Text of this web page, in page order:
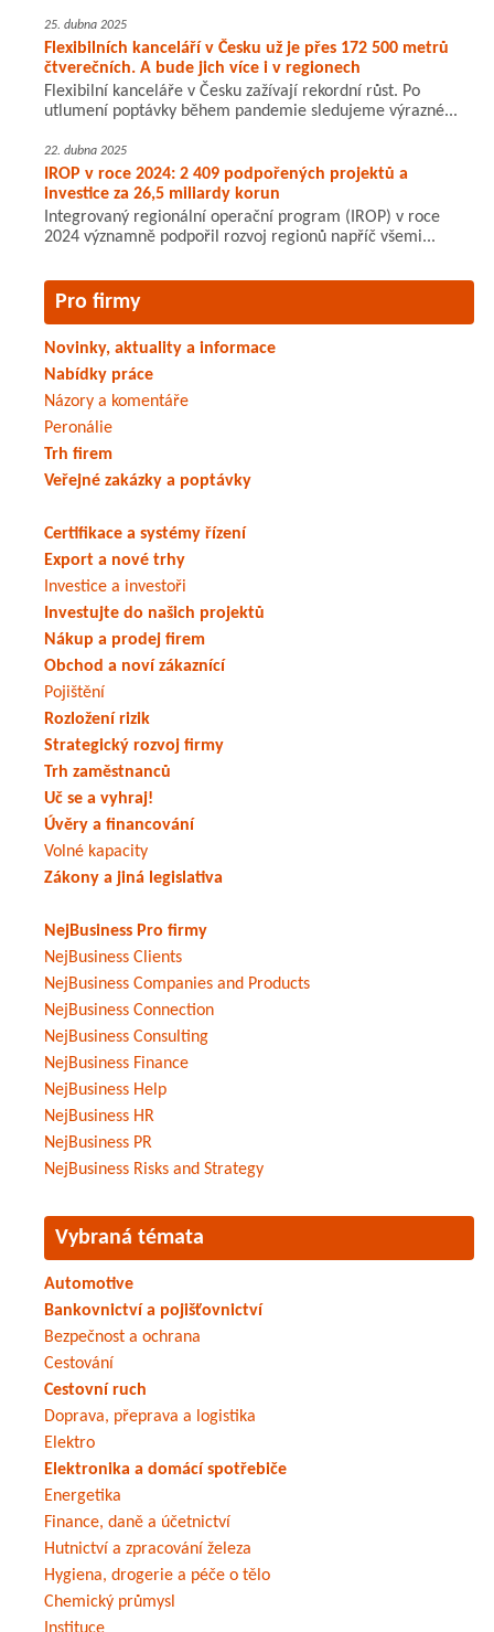
25. dubna 2025
Flexibilních kanceláří v Česku už je přes 172 500 metrů
čtverečních. A bude jich více i v regionech
Flexibilní kanceláře v Česku zažívají rekordní růst. Po
utlumení poptávky během pandemie sledujeme výrazné...
22. dubna 2025
IROP v roce 2024: 2 409 podpořených projektů a
investice za 26,5 miliardy korun
Integrovaný regionální operační program (IROP) v roce
2024 významně podpořil rozvoj regionů napříč všemi...
Pro firmy
Novinky, aktuality a informace
Nabídky práce
Názory a komentáře
Peronálie
Trh firem
Veřejné zakázky a poptávky
Certifikace a systémy řízení
Export a nové trhy
Investice a investoři
Investujte do našich projektů
Nákup a prodej firem
Obchod a noví zákaznící
Pojištění
Rozložení rizik
Strategický rozvoj firmy
Trh zaměstnanců
Uč se a vyhraj!
Úvěry a financování
Volné kapacity
Zákony a jiná legislativa
NejBusiness Pro firmy
NejBusiness Clients
NejBusiness Companies and Products
NejBusiness Connection
NejBusiness Consulting
NejBusiness Finance
NejBusiness Help
NejBusiness HR
NejBusiness PR
NejBusiness Risks and Strategy
Vybraná témata
Automotive
Bankovnictví a pojišťovnictví
Bezpečnost a ochrana
Cestování
Cestovní ruch
Doprava, přeprava a logistika
Elektro
Elektronika a domácí spotřebiče
Energetika
Finance, daně a účetnictví
Hutnictví a zpracování železa
Hygiena, drogerie a péče o tělo
Chemický průmysl